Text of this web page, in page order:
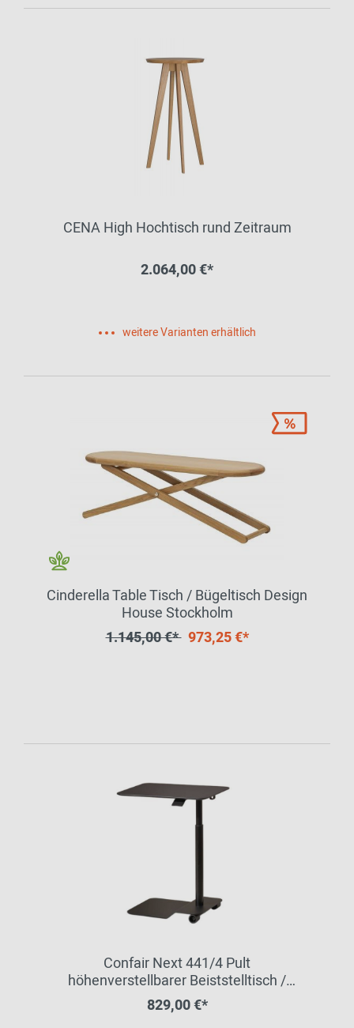
CENA High Hochtisch rund Zeitraum
2.064,00 €*
weitere Varianten erhältlich
Cinderella Table Tisch / Bügeltisch Design
House Stockholm
1.145,00 €*973,25 €*
Confair Next 441/4 Pult
höhenverstellbarer Beiststelltisch /
Arbeitstischchen Wilkhahn
829,00 €*